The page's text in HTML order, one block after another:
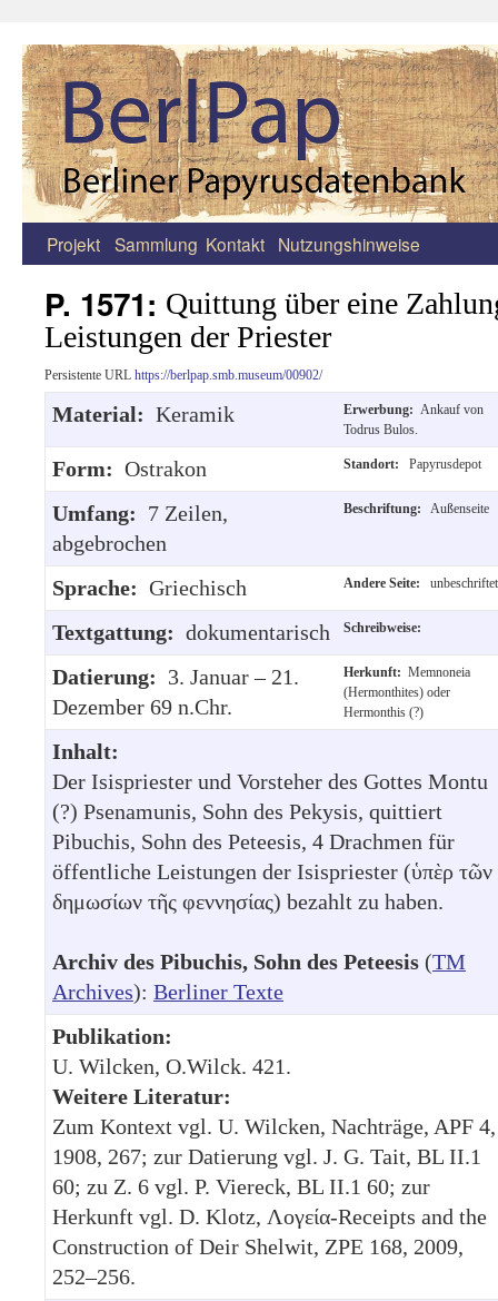
Zum
springen
Projekt Sammlung Kontakt Nutzungshinweise
P. 1571: Quittung über eine
Leistungen der Priester
Persistente URL https://berlpap.smb.museum/00902/
Material: Keramik Erwerbung: Ankauf von
Todrus Bulos.
Form: Ostrakon Standort: Papyrusdepot
Umfang: 7 Zeilen,
abgebrochen
Beschriftung: Außenseite
Sprache: Griechisch Andere Seite: unbeschriftet
Textgattung: dokumentarisch Schreibweise:
Datierung: 3. Januar – 21.
Dezember 69 n.Chr.
Herkunft: Memnoneia
(Hermonthites) oder
Hermonthis (?)
Inhalt:
Der Isispriester und Vorsteher des Gottes Montu
(?) Psenamunis, Sohn des Pekysis, quittiert
Pibuchis, Sohn des Peteesis, 4 Drachmen für
öffentliche Leistungen der Isispriester (ὑπὲρ τῶν
δημωσίων τῆς φεννησίας) bezahlt zu haben.
Archiv des Pibuchis, Sohn des Peteesis (TM
Archives): Berliner Texte
Publikation:
U. Wilcken, O.Wilck. 421.
Weitere Literatur:
Zum Kontext vgl. U. Wilcken, Nachträge, APF 4,
1908, 267; zur Datierung vgl. J. G. Tait, BL II.1
60; zu Z. 6 vgl. P. Viereck, BL II.1 60; zur
Herkunft vgl. D. Klotz, Λογεία-Receipts and the
Construction of Deir Shelwit, ZPE 168, 2009,
252–256.